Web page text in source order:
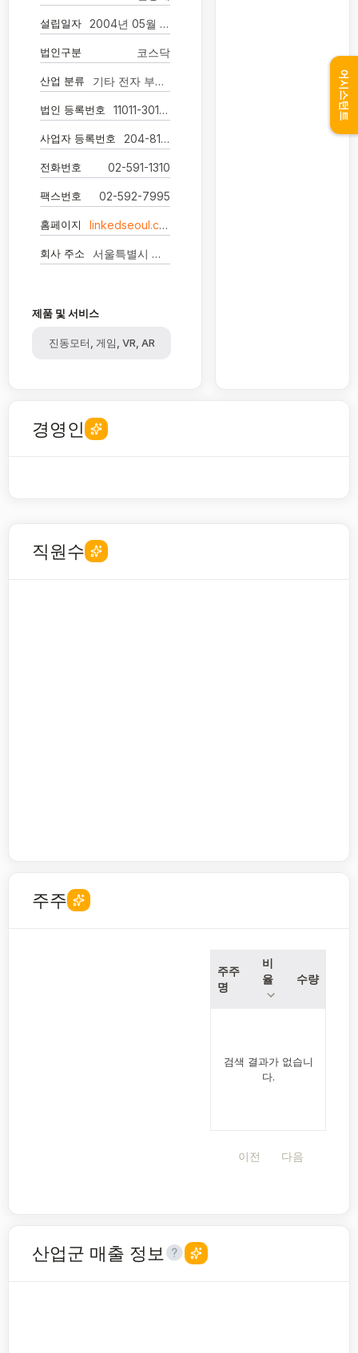
설립일자 2004년 05월 21일
법인구분 코스닥
산업 분류 기타 전자 부품 제조업
법인 등록번호 11011-3016999
사업자 등록번호 204-81-85390
전화번호 02-591-1310
팩스번호 02-592-7995
홈페이지 linkedseoul.com
회사 주소 서울특별시 강남구 테헤란로78길 16 1001호(대치동, 노벨빌딩)
제품 및 서비스
진동모터, 게임, VR, AR
경영인
직원수
주주
주주
명
비
율
수량
검색 결과가 없습니
다.
이전 다음
산업군 매출 정보
어시스턴트